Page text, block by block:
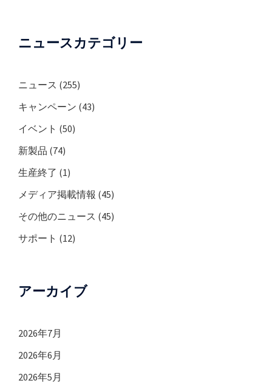
ニュースカテゴリー
ニュース (255)
キャンペーン (43)
イベント (50)
新製品 (74)
生産終了 (1)
メディア掲載情報 (45)
その他のニュース (45)
サポート (12)
アーカイブ
2026年7月
2026年6月
2026年5月